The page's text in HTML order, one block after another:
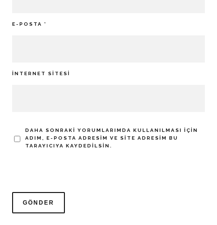
E-POSTA *
İNTERNET SITESI
DAHA SONRAKI YORUMLARIMDA KULLANILMASI IÇIN
ADIM, E-POSTA ADRESIM VE SITE ADRESIM BU
TARAYICIYA KAYDEDILSIN.